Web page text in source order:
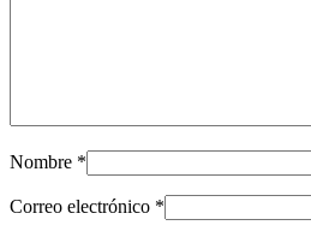
Nombre *
Correo electrónico *